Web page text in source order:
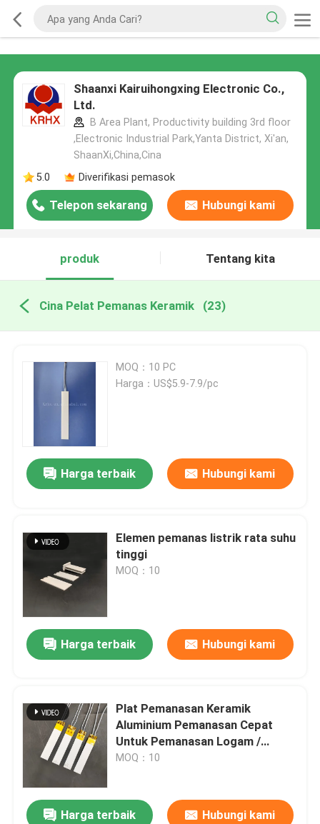
Shaanxi Kairuihongxing Electronic Co.,
Ltd.
B Area Plant, Productivity building 3rd floor
,Electronic Industrial Park,Yanta District, Xi'an,
ShaanXi,China,Cina
5.0
Diverifikasi pemasok
Telepon sekarang Hubungi kami
produk Tentang kita
Cina Pelat Pemanas Keramik (23)
MOQ：10 PC
Harga：US$5.9-7.9/pc
Harga terbaik Hubungi kami
Elemen pemanas listrik rata suhu
tinggi
MOQ：10
Harga terbaik Hubungi kami
Plat Pemanasan Keramik
Aluminium Pemanasan Cepat
Untuk Pemanasan Logam /
Cetakan
MOQ：10
Harga terbaik Hubungi kami